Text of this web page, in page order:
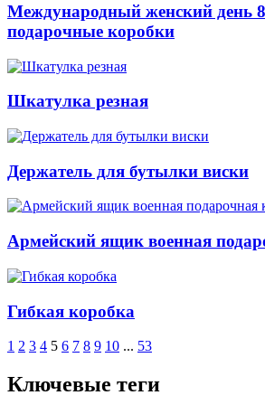
Международный женский день
подарочные коробки
Шкатулка резная
Держатель для бутылки виски
Армейский ящик военная
Гибкая коробка
1 2 3 4 5 6 7 8 9 10 ... 53
Ключевые теги